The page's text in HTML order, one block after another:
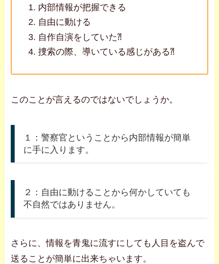
内部情報が把握できる
自由に動ける
自作自演をしていた⁈
捜索の際、導いている感じがある⁈
このことが言えるのではないでしょうか。
１：警察官ということから内部情報が簡単
に手に入ります。
２：自由に動けることから何かしていても
不自然ではありません。
さらに、情報を青鬼に流すにしても人目を盗んで
送ることが簡単に出来ちゃいます。